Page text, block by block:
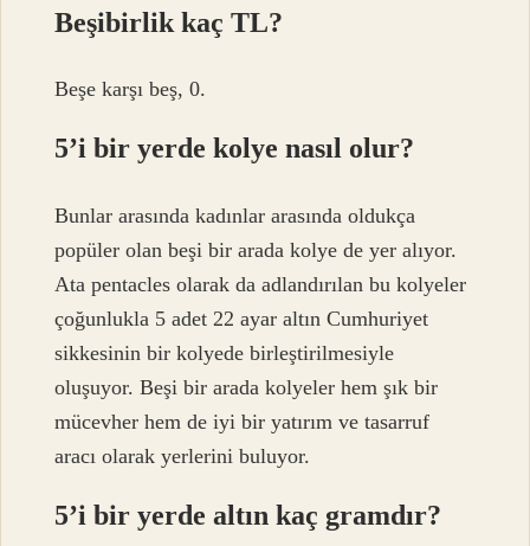
Beşibirlik kaç TL?
Beşe karşı beş, 0.
5’i bir yerde kolye nasıl olur?
Bunlar arasında kadınlar arasında oldukça
popüler olan beşi bir arada kolye de yer alıyor.
Ata pentacles olarak da adlandırılan bu kolyeler
çoğunlukla 5 adet 22 ayar altın Cumhuriyet
sikkesinin bir kolyede birleştirilmesiyle
oluşuyor. Beşi bir arada kolyeler hem şık bir
mücevher hem de iyi bir yatırım ve tasarruf
aracı olarak yerlerini buluyor.
5’i bir yerde altın kaç gramdır?